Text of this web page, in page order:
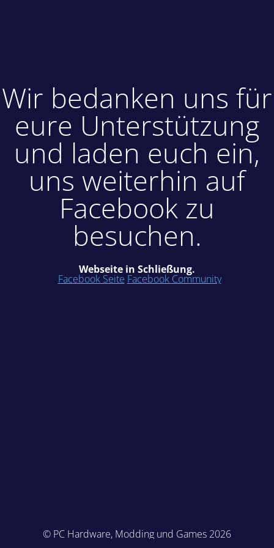
Wir bedanken uns für
eure Unterstützung
und laden euch ein,
uns weiterhin auf
Facebook zu
besuchen.
Webseite in Schließung.
Facebook Seite Facebook Community
© PC Hardware, Modding und Games 2026